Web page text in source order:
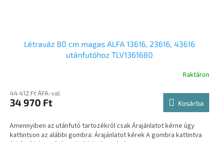
Létraváz 80 cm magas ALFA 13616, 23616, 43616
utánfutóhoz TLV1361680
Raktáron
44 412 Ft ÁFA-val
34 970 Ft Kosárba
Amennyiben az utánfutó tartozékról csak Árajánlatot kérne úgy
kattintson az alábbi gombra: Árajánlatot kérek A gombra kattintva